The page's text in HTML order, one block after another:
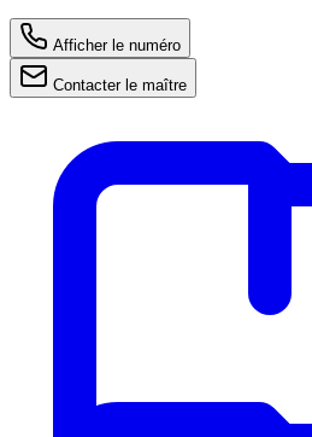
Afficher le numéro
Contacter le maître